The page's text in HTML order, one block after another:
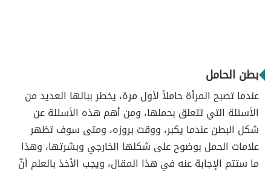
بطن الحامل
عندما تصبح المرأة حاملاً لأول مرة، يخطر ببالها العديد من
الأسئلة التي تتعلق بحملها، ومن أهم هذه الأسئلة عن
شكل البطن عندما يكبر، ووقت بروزه، ومتى سوف تظهر
علامات الحمل بوضوح على شكلها الخارجي وبشرتها، وهذا
ما ستتم الإجابة عنه في هذا المقال، ويجب الأخذ بالعلم أنّ